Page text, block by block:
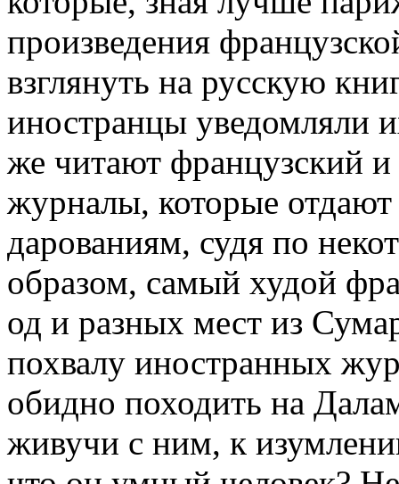
произведения
взглянуть на русскую
иностранцы уведомляли
же читают французский
журналы, которые
дарованиям, судя по
образом, самый худой
од и разных мест из
похвалу иностранных
обидно походить на
живучи с ним, к